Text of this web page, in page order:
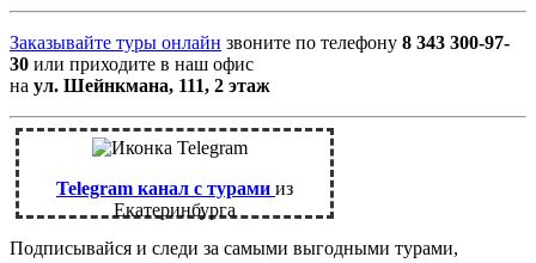
Заказывайте туры онлайн звоните по телефону 8 343 300-97-
30 или приходите в наш офис
на ул. Шейнкмана, 111, 2 этаж
Telegram канал с турами из
Екатеринбурга
Подписывайся и следи за самыми выгодными турами,